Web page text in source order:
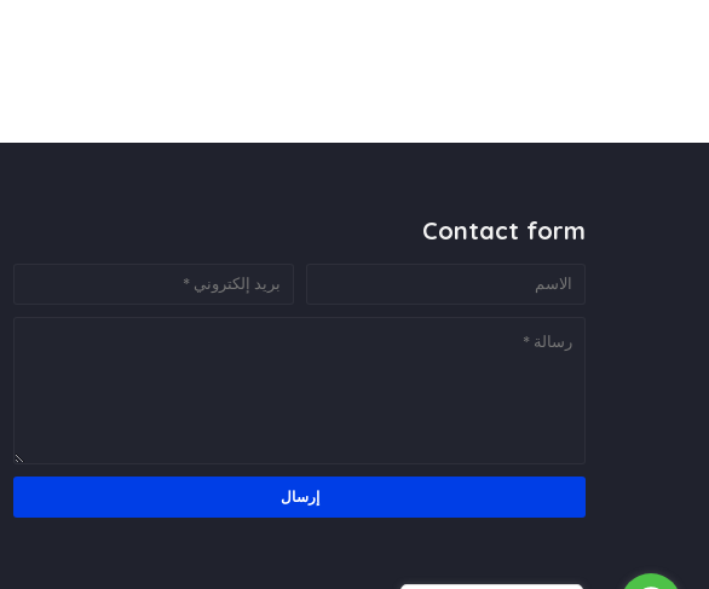
Contact form